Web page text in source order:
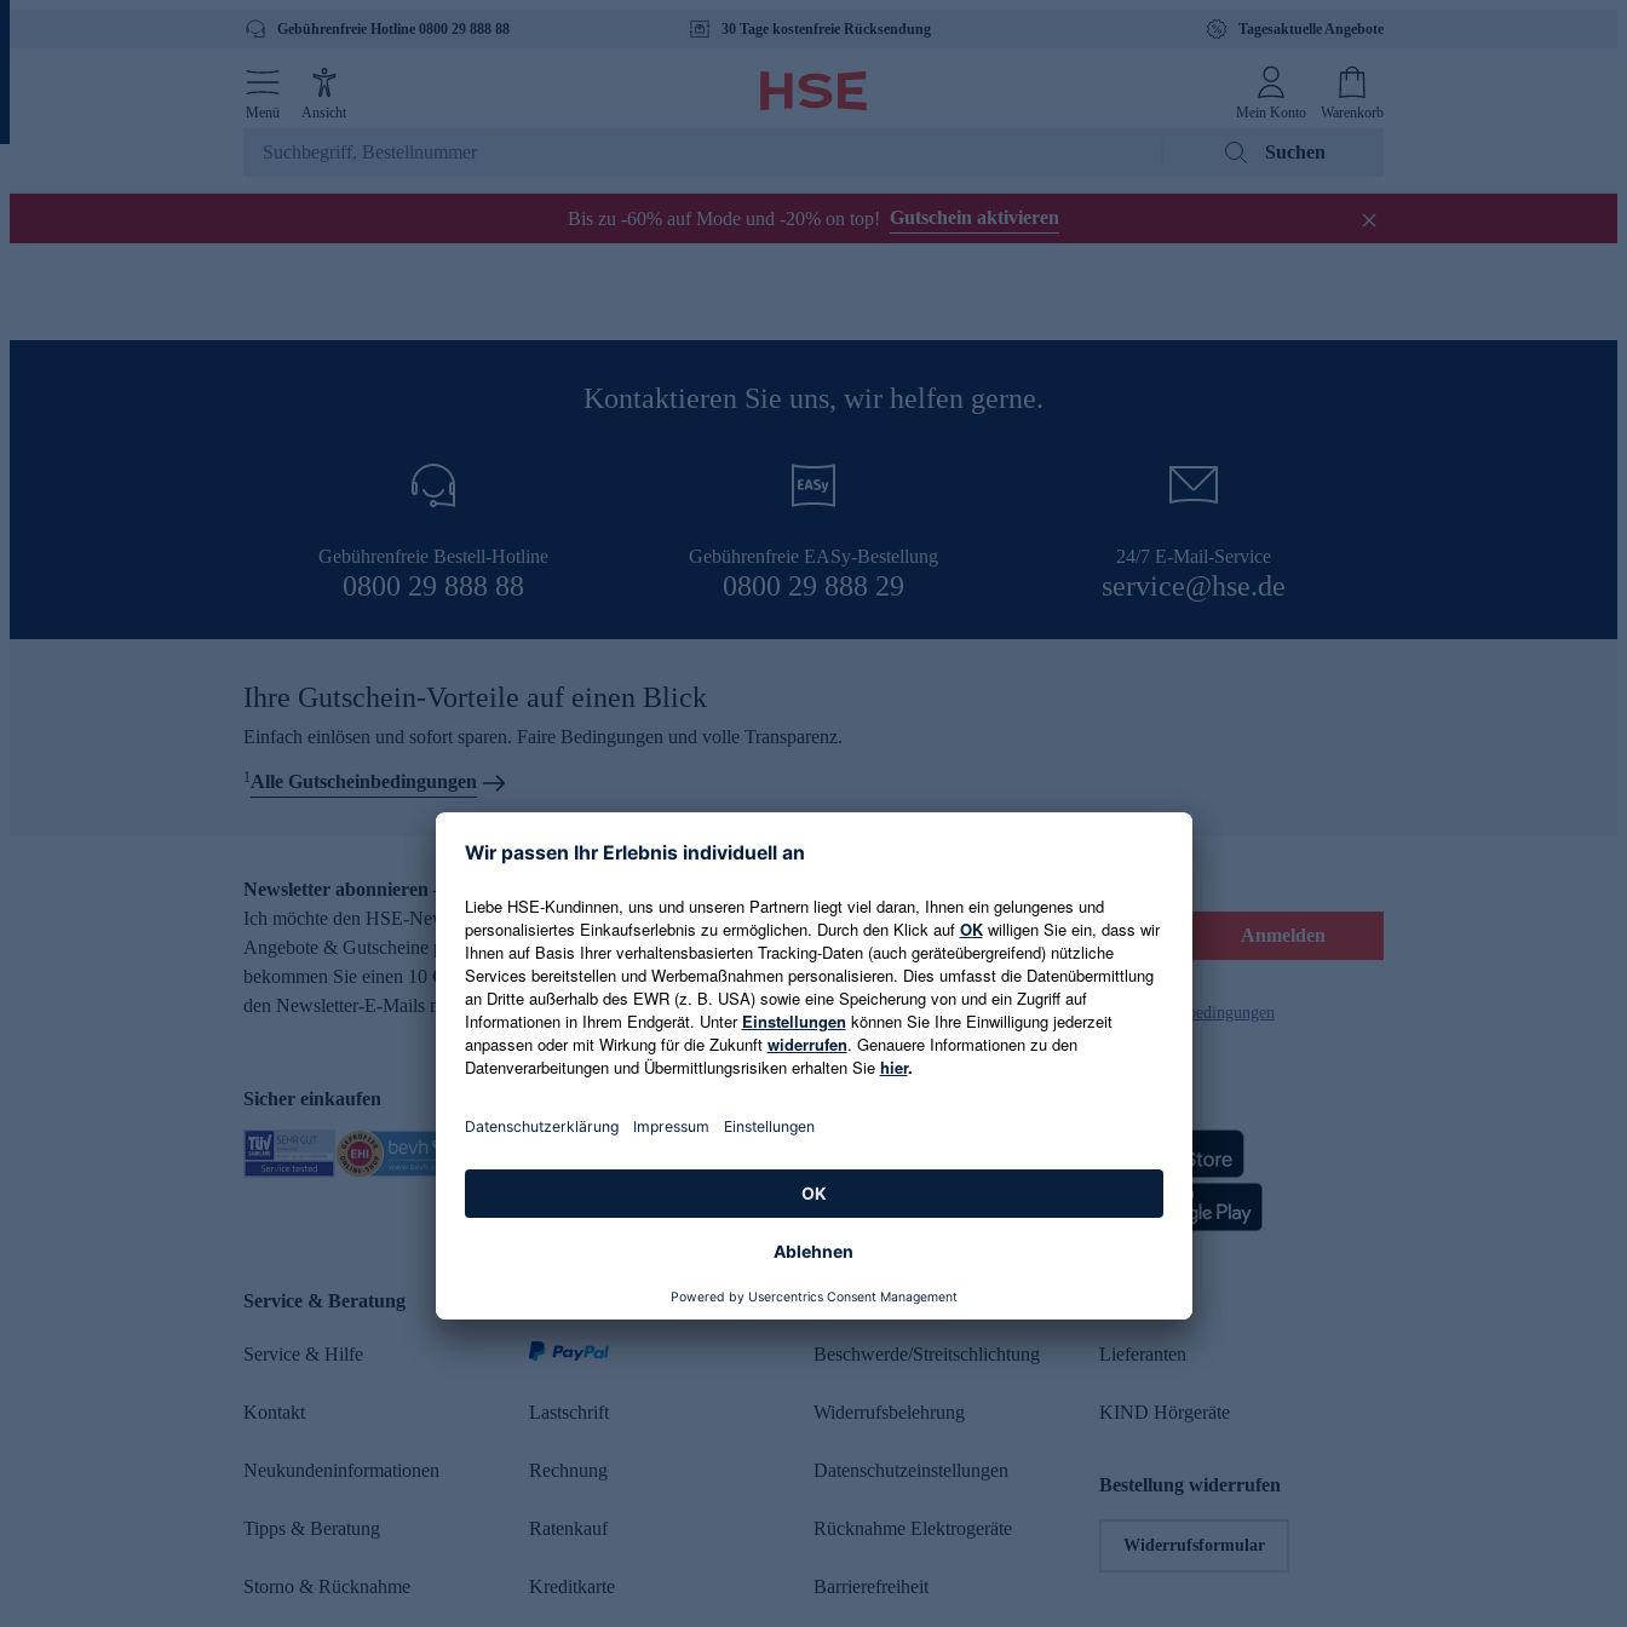
Gebührenfreie Hotline 0800 29 888 88 30 Tage kostenfreie Rücksendung Tagesaktuelle Angebote
Menü Ansicht Mein Konto Warenkorb
Suchen
Bis zu -60% auf Mode und -20% on top! Gutschein aktivieren
Kontaktieren Sie uns, wir helfen gerne.
Gebührenfreie Bestell-Hotline
0800 29 888 88
Gebührenfreie EASy-Bestellung
0800 29 888 29
24/7 E-Mail-Service
service@hse.de
Ihre Gutschein-Vorteile auf einen Blick
Einfach einlösen und sofort sparen. Faire Bedingungen und volle Transparenz.
1Alle Gutscheinbedingungen
Newsletter abonnieren – 10 € Gutschein erhalten
Ich möchte den HSE-Newsletter abonnieren und aktuelle Trends,
Angebote & Gutscheine per E-Mail erhalten. Als Dankeschön
bekommen Sie einen 10 € Gutschein. Eine Abmeldung ist jederzeit in
den Newsletter-E-Mails möglich.
E-Mail-Adresse eingeben Anmelden
Es gelten die Datenschutzrichtlinien und die Gutscheinbedingungen
Sicher einkaufen
Service & Beratung
Service & Hilfe
Kontakt
Neukundeninformationen
Tipps & Beratung
Storno & Rücknahme
Lastschrift
Rechnung
Ratenkauf
Kreditkarte
Rechtliches
Beschwerde/Streitschlichtung
Widerrufsbelehrung
Datenschutzeinstellungen
Rücknahme Elektrogeräte
Barrierefreiheit
Lieferanten
KIND Hörgeräte
Bestellung widerrufen
Widerrufsformular